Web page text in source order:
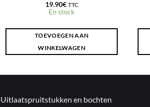
19.90€ TTC
En stock
TOEVOEGEN AAN
WINKELWAGEN
Uitlaatspruitstukken en bochten